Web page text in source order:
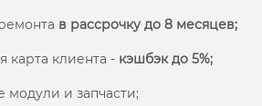
в рассрочку до 8 месяцев;
карта клиента - кэшбэк до 5%;
и запчасти;